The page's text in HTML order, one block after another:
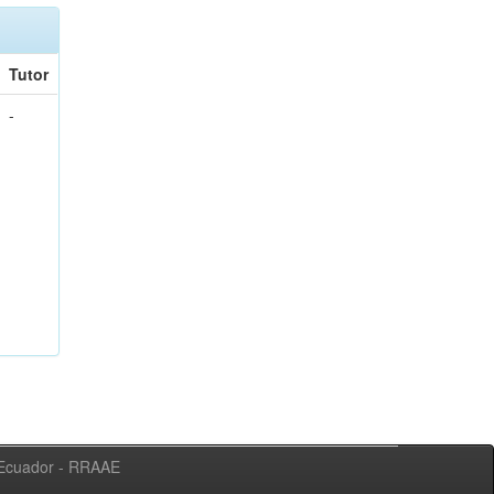
Tutor
-
- RRAAE